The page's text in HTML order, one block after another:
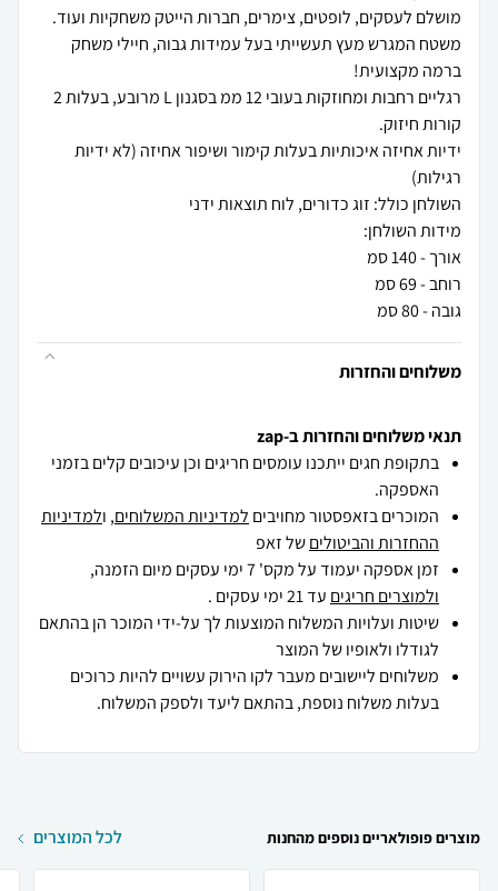
משטח המגרש מעץ תעשייתי בעל עמידות גבוה, חיילי משחק
רגליים רחבות ומחוזקות בעובי 12 ממ בסגנון L מרובע, בעלות 2
ידיות אחיזה איכותיות בעלות קימור ושיפור אחיזה (לא ידיות
גובה - 80 סמ
משלוחים והחזרות
תנאי משלוחים והחזרות ב-zap
בתקופת חגים ייתכנו עומסים חריגים וכן עיכובים קלים בזמני
האספקה.
המוכרים בזאפסטור מחויבים למדיניות המשלוחים, ולמדיניות
ההחזרות והביטוליםשל זאפ
זמן אספקה יעמוד על מקס' 7 ימי עסקים מיום הזמנה,
ולמוצרים חריגים עד 21 ימי עסקים .
שיטות ועלויות המשלוח המוצעות לך על-ידי המוכר הן בהתאם
לגודלו ולאופיו של המוצר
משלוחים ליישובים מעבר לקו הירוק עשויים להיות כרוכים
בעלות משלוח נוספת, בהתאם ליעד ולספק המשלוח.
מוצרים פופולאריים נוספים מהחנות לכל המוצרים